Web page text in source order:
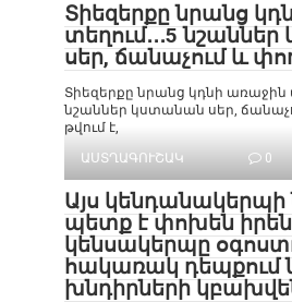
Տիեզերքը նրանց
տեղում․․․5
սեր, ճանաչում և
Տիեզերքը նրանց կդնի առաջին
նշաններ կստանան սեր,
թվում է,
ԱՍՏՂԱԳՈՒՇԱԿ
0
Այս կենդանակերպի
պետք է փոխեն
կենսակերպը
հակառակ դեպքում
խնդիրների